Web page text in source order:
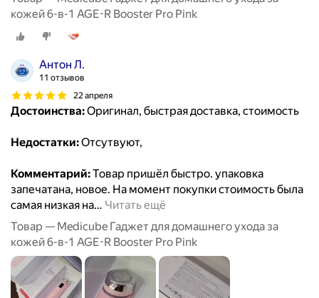
кожей 6-в-1 AGE-R Booster Pro Pink
Антон Л.
11 отзывов
22 апреля
Достоинства:Оригинал, быстрая доставка, стоимость
Недостатки:Отсутвуют,
Комментарий:Товар пришёл быстро. упаковка
запечатана, новое. На момент покупки стоимость была
самая низкая на… Читать ещё
Товар — Medicube Гаджет для домашнего ухода за
кожей 6-в-1 AGE-R Booster Pro Pink